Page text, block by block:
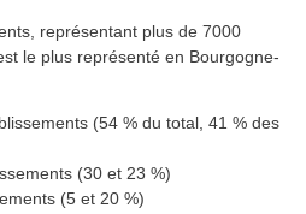
représentant plus de 7000
le plus représenté en Bourgogne-
(54 % du total, 41 % des
(30 et 23 %)
(5 et 20 %)